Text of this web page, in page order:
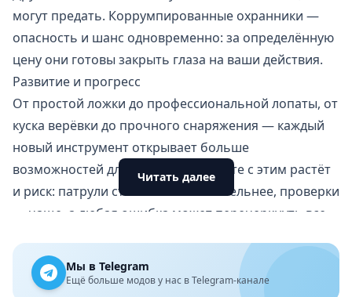
могут предать. Коррумпированные охранники —
опасность и шанс одновременно: за определённую
цену они готовы закрыть глаза на ваши действия.
Развитие и прогресс
От простой ложки до профессиональной лопаты, от
куска верёвки до прочного снаряжения — каждый
новый инструмент открывает больше
возможностей для побега. Но вместе с этим растёт
и риск: патрули становятся внимательнее, проверки
— чаще, а любая ошибка может перечеркнуть все
Атмосфера, которая держит в напряжении
Тюрьма — это не только стены и решётки. Это мир с
Читать далее
Мы в Telegram
Ещё больше модов у нас в Telegram-канале